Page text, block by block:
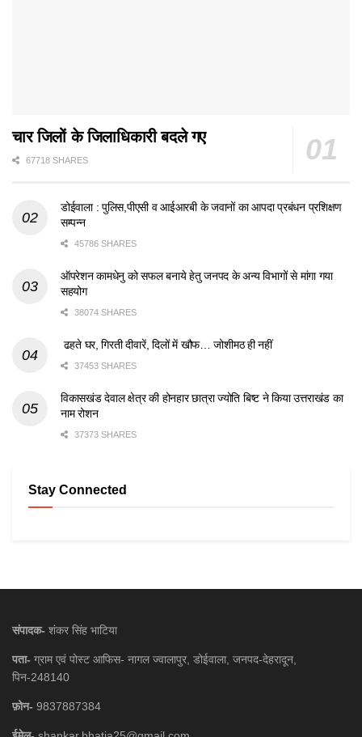
चार जिलों के जिलाधिकारी बदले गए
67718 SHARES
डोईवाला : पुलिस,पीएसी व आईआरबी के जवानों का आपदा प्रबंधन प्रशिक्षण
सम्पन्न
45786 SHARES
ऑपरेशन कामधेनु को सफल बनाये हेतु जनपद के अन्य विभागों से मांगा गया
सहयोग
38074 SHARES
ढहते घर, गिरती दीवारें, दिलों में खौफ… जोशीमठ ही नहीं
37453 SHARES
विकासखंड देवाल क्षेत्र की होनहार छात्रा ज्योति बिष्ट ने किया उत्तराखंड का
नाम रोशन
37373 SHARES
Stay Connected
संपादक- शंकर सिंह भाटिया
पता- ग्राम एवं पोस्ट आफिस- नागल ज्वालापुर, डोईवाला, जनपद-देहरादून,
पिन-248140
फ़ोन- 9837887384